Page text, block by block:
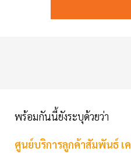
พร้อมกันนี้ยังระบุด้วยว่า
ศูนย์บริการลูกค้าสัมพันธ์ เ